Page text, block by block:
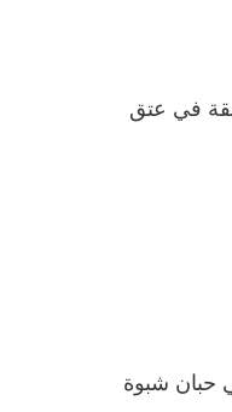
في عتق
حبان شبوة